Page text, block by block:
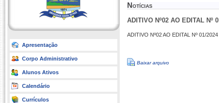
Apresentação
Corpo Administrativo
Alunos Ativos
Calendário
Currículos
Notícias
ADITIVO Nº02 AO EDITAL Nº
ADITIVO Nº02 AO EDITAL Nº 01/
Baixar arquivo